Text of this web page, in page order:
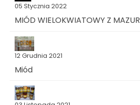
05 Stycznia 2022
MIÓD WIELOKWIATOWY Z MAZUR
12 Grudnia 2021
Miód